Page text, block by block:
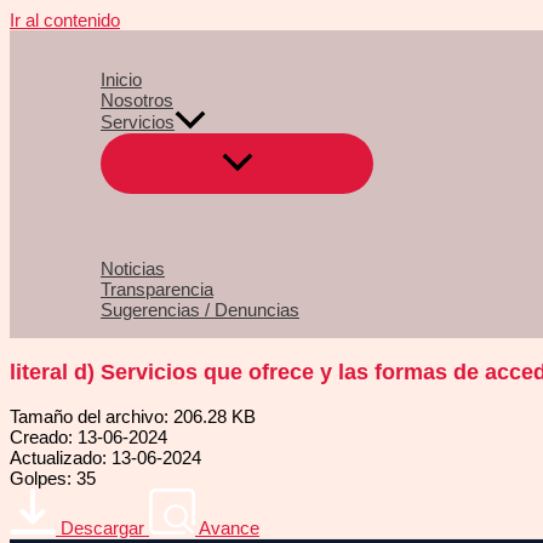
Ir al contenido
Inicio
Nosotros
Servicios
Noticias
Transparencia
Sugerencias / Denuncias
literal d) Servicios que ofrece y las formas de
Tamaño del archivo: 206.28 KB
Creado: 13-06-2024
Actualizado: 13-06-2024
Golpes: 35
Descargar Avance